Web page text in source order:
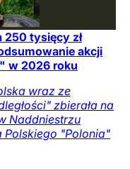
250 tysięcy zł
akcji
w 2026 roku
wraz ze
zbierała na
Naddniestrzu
Polskiego "Polonia"